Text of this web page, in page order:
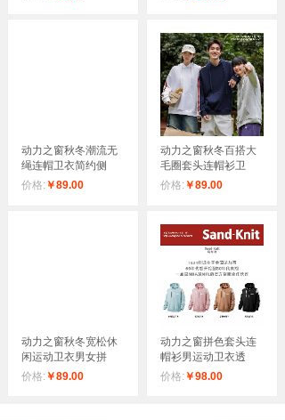
动力之窗秋冬潮流无
绳连帽卫衣简约侧
价格: ￥89.00
动力之窗秋冬百搭大
毛圈套头连帽衫卫
价格: ￥89.00
动力之窗秋冬宽松休
闲运动卫衣男女拼
价格: ￥89.00
动力之窗拼色套头连
帽衫男运动卫衣透
价格: ￥98.00